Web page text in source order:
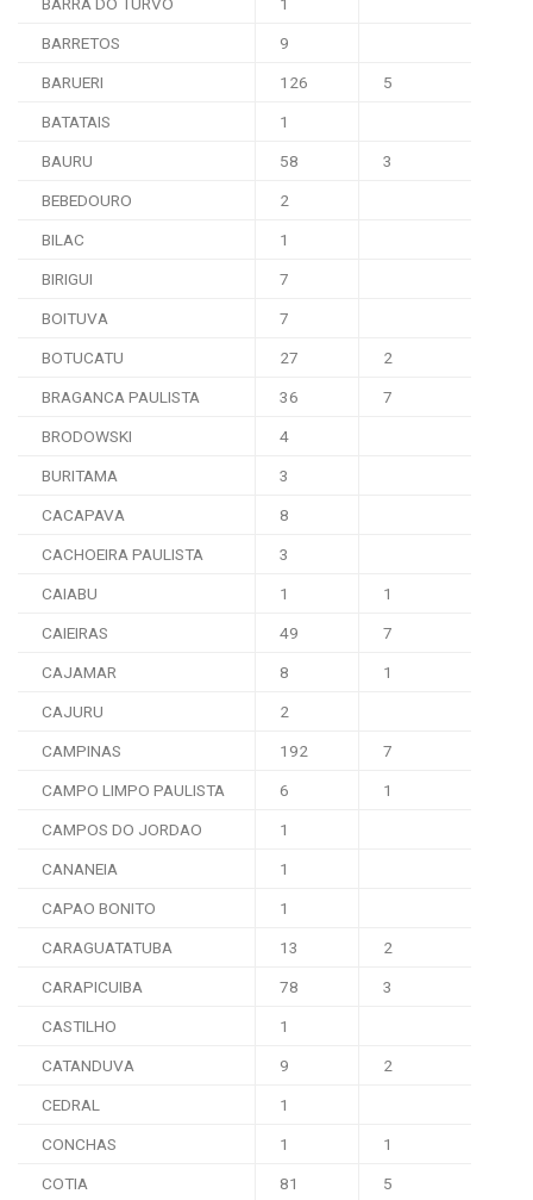
BARRETOS 9
BARUERI 126 5
BATATAIS 1
BAURU 58 3
BEBEDOURO 2
BILAC 1
BIRIGUI 7
BOITUVA 7
BOTUCATU 27 2
BRAGANCA PAULISTA 36 7
BRODOWSKI 4
BURITAMA 3
CACAPAVA 8
CACHOEIRA PAULISTA 3
CAIABU 1 1
CAIEIRAS 49 7
CAJAMAR 8 1
CAJURU 2
CAMPINAS 192 7
CAMPO LIMPO PAULISTA 6 1
CAMPOS DO JORDAO 1
CANANEIA 1
CAPAO BONITO 1
CARAGUATATUBA 13 2
CARAPICUIBA 78 3
CASTILHO 1
CATANDUVA 9 2
CEDRAL 1
CONCHAS 1 1
COTIA 81 5